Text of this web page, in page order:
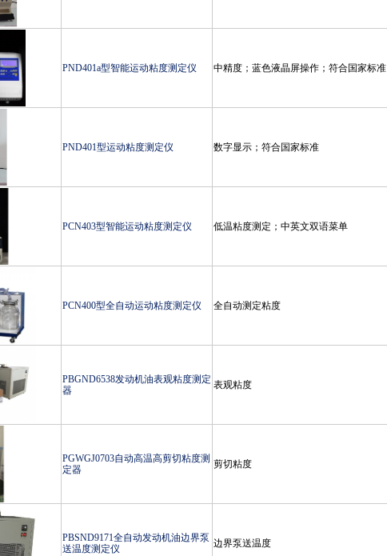
PND401a型智能运动粘度测定仪 中精度；蓝色液晶屏操作；符合国家标准
PND401型运动粘度测定仪 数字显示；符合国家标准
PCN403型智能运动粘度测定仪 低温粘度测定；中英文双语菜单
PCN400型全自动运动粘度测定仪 全自动测定粘度
PBGND6538发动机油表观粘度测定
器
表观粘度
PGWGJ0703自动高温高剪切粘度测
定器
剪切粘度
PBSND9171全自动发动机油边界泵
送温度测定仪
边界泵送温度